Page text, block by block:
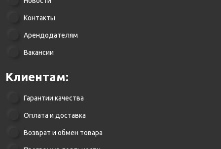
Контакты
Арендодателям
Вакансии
Клиентам:
Гарантии качества
Оплата и доставка
Возврат и обмен товара